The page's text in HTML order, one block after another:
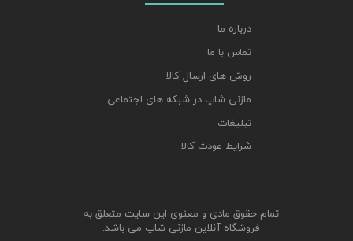
تمام حقوق مادی و معنوی این سایت متعلق به
فروشگاه آنلاین مازنی شاپ می باشد.
درباره ما
تماس با ما
روش های ارسال کالا
مازنی شاپ در شبکه های اجتماعی
تبلیغات
شرایط عودت کالا